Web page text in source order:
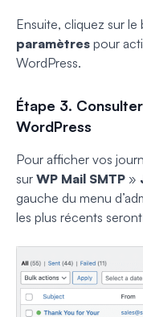
Ensuite, cliquez sur le
paramètres pour
WordPress.
Étape 3.
WordPress
Pour afficher vos
sur WP Mail SMTP »
gauche du menu
les plus récents